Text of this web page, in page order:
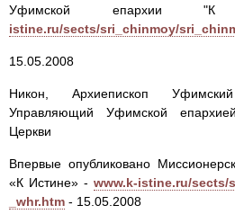
Уфимской епархии
istine.ru/sects/sri_chinmoy/
15.05.2008
Никон, Архиепископ
Управляющий Уфимской
Церкви
Впервые опубликовано
«К Истине» - www.k-istine.ru/
_whr.htm - 15.05.2008